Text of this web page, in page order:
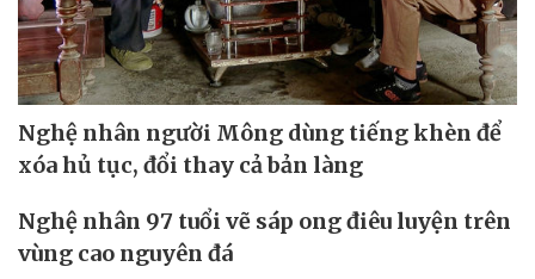
Nghệ nhân người Mông dùng tiếng khèn để
xóa hủ tục, đổi thay cả bản làng
Nghệ nhân 97 tuổi vẽ sáp ong điêu luyện trên
vùng cao nguyên đá